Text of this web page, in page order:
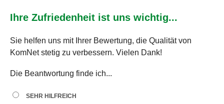
Ihre Zufriedenheit ist uns wichtig...
Sie helfen uns mit Ihrer Bewertung, die Qualität von
KomNet stetig zu verbessern. Vielen Dank!
Die Beantwortung finde ich...
SEHR HILFREICH